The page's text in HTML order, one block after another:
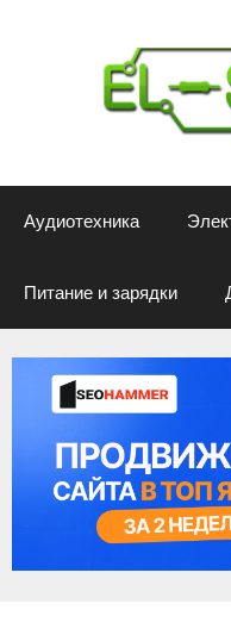
содержимому
Аудиотехника
Питание и зарядки